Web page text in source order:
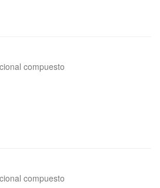
compuesto
compuesto